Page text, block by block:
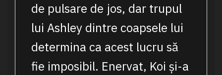
de pulsare de jos, dar trupul
lui Ashley dintre coapsele lui
determina ca acest lucru să
fie imposibil. Enervat, Koi și-a